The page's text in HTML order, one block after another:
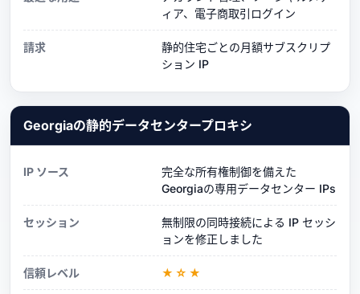
ィア、電子商取引ログイン
請求
静的住宅ごとの月額サブスクリプ
ション IP
Georgiaの静的データセンタープロキシ
IP ソース
完全な所有権制御を備えた
Georgiaの専用データセンター IPs
セッション
無制限の同時接続による IP セッシ
ョンを修正しました
信頼レベル ★☆★